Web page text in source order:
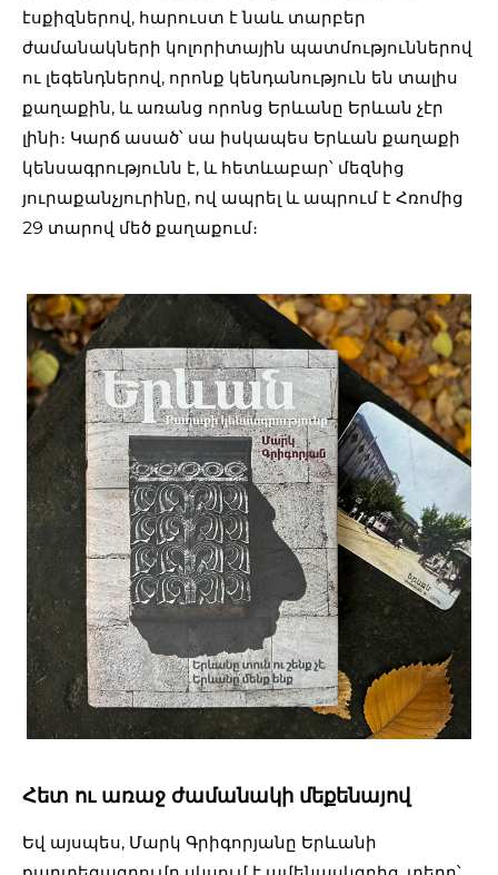
էսքիզներով, հարուստ է նաև տարբեր
ժամանակների կոլորիտային պատմություններով
ու լեգենդներով, որոնք կենդանություն են տալիս
քաղաքին, և առանց որոնց Երևանը Երևան չէր
լինի։ Կարճ ասած՝ սա իսկապես Երևան քաղաքի
կենսագրությունն է, և հետևաբար՝ մեզնից
յուրաքանչյուրինը, ով ապրել և ապրում է Հռոմից
29 տարով մեծ քաղաքում։
Հետ ու առաջ ժամանակի մեքենայով
Եվ այսպես, Մարկ Գրիգորյանը Երևանի